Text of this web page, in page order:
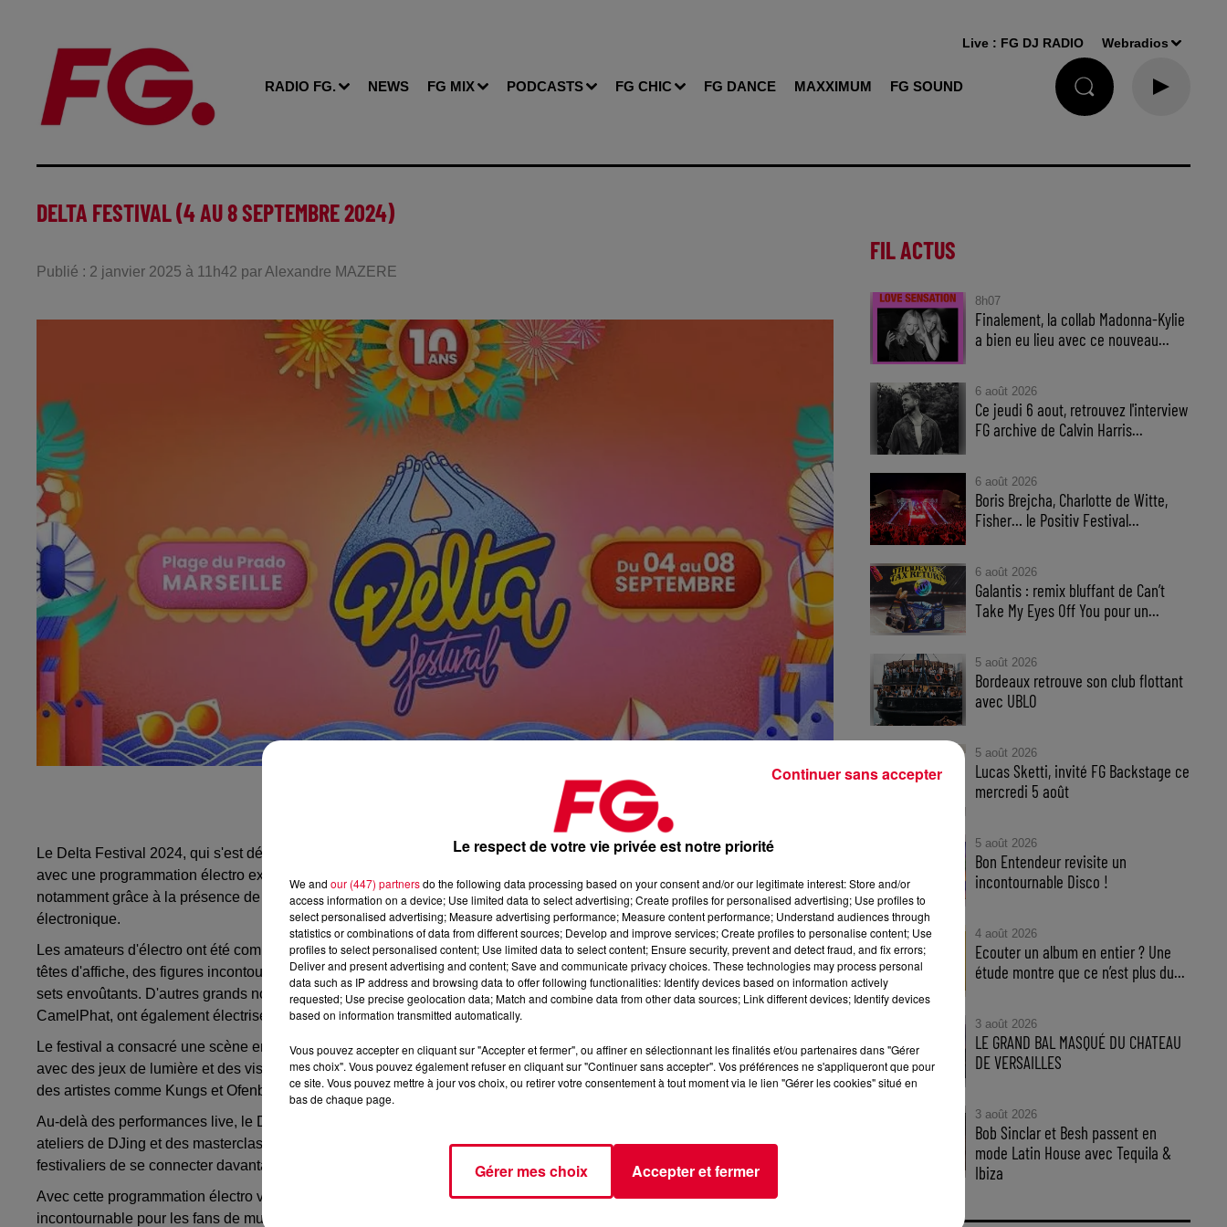
RADIO FG. NEWS FG MIX PODCASTS FG CHIC FG DANCE MAXXIMUM FG SOUND
Live : FG DJ RADIO Webradios
DELTA FESTIVAL (4 AU 8 SEPTEMBRE 2024)
Publié : 2 janvier 2025 à 11h42 par Alexandre MAZERE
Le Delta Festival 2024, qui s'est déroulé du 4 au 8 septembre sur les plages du Prado à Marseille, a marqué sa 10e édition
avec une programmation électro exceptionnelle. Cet événement emblématique a attiré environ 150 000 festivaliers,
notamment grâce à la présence de plus de 250 artistes répartis sur cinq scènes, dont une large part dédiée à la musique
électronique.
Les amateurs d'électro ont été comblés avec des performances mémorables d'artistes de renommée mondiale. Parmi les
têtes d'affiche, des figures incontournables comme Charlotte de Witte, Paul Kalkbrenner, et Martin Solveig ont offert des
sets envoûtants. D'autres grands noms de la scène techno, house et EDM, tels que Amelie Lens, Boris Brejcha, et
CamelPhat, ont également électrisé les festivaliers.
Le festival a consacré une scène entière à la techno et à la house, permettant aux artistes de proposer des sets immersifs
avec des jeux de lumière et des visuels spectaculaires. Une autre scène, orientée vers l'EDM et le progressive, a accueilli
des artistes comme Kungs et Ofenbach, qui ont assuré une ambiance festive et estivale.
Au-delà des performances live, le Delta Festival 2024 a également innové avec des expériences immersives, comme des
ateliers de DJing et des masterclasses dirigés par des professionnels de la musique électronique, permettant aux
festivaliers de se connecter davantage à cet univers.
Avec cette programmation électro variée et qualitative, le Delta Festival 2024 a confirmé sa position comme un rendez-vous
incontournable pour les fans de musique électronique en France, offrant une expérience unique alliant plage, musique et
FIL ACTUS
8h07
Finalement, la collab Madonna-Kylie
a bien eu lieu avec ce nouveau...
6 août 2026
Ce jeudi 6 aout, retrouvez l'interview
FG archive de Calvin Harris...
6 août 2026
Boris Brejcha, Charlotte de Witte,
Fisher… le Positiv Festival...
6 août 2026
Galantis : remix bluffant de Can’t
Take My Eyes Off You pour un...
5 août 2026
Bordeaux retrouve son club flottant
avec UBLO
5 août 2026
Lucas Sketti, invité FG Backstage ce
mercredi 5 août
5 août 2026
Bon Entendeur revisite un
incontournable Disco !
4 août 2026
Ecouter un album en entier ? Une
étude montre que ce n’est plus du...
3 août 2026
LE GRAND BAL MASQUÉ DU CHATEAU
DE VERSAILLES
3 août 2026
Bob Sinclar et Besh passent en
mode Latin House avec Tequila &
Ibiza
Le respect de votre vie privée est notre priorité
We and our (447) partnersdo the following data processing based on your consent and/or our legitimate interest: Store and/or
access information on a device; Use limited data to select advertising; Create profiles for personalised advertising; Use profiles to
select personalised advertising; Measure advertising performance; Measure content performance; Understand audiences through
statistics or combinations of data from different sources; Develop and improve services; Create profiles to personalise content; Use
profiles to select personalised content; Use limited data to select content; Ensure security, prevent and detect fraud, and fix errors;
Deliver and present advertising and content; Save and communicate privacy choices. These technologies may process personal
data such as IP address and browsing data to offer following functionalities: Identify devices based on information actively
requested; Use precise geolocation data; Match and combine data from other data sources; Link different devices; Identify devices
based on information transmitted automatically.
Vous pouvez accepter en cliquant sur "Accepter et fermer", ou affiner en sélectionnant les finalités et/ou partenaires dans "Gérer
mes choix". Vous pouvez également refuser en cliquant sur "Continuer sans accepter". Vos préférences ne s'appliqueront que pour
ce site. Vous pouvez mettre à jour vos choix, ou retirer votre consentement à tout moment via le lien "Gérer les cookies" situé en
bas de chaque page.
Gérer mes choix Accepter et fermer
Continuer sans accepter